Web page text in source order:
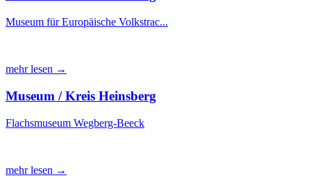
Museum für Europäische Volkstrac...
mehr lesen →
Museum / Kreis Heinsberg
Flachsmuseum Wegberg-Beeck
mehr lesen →